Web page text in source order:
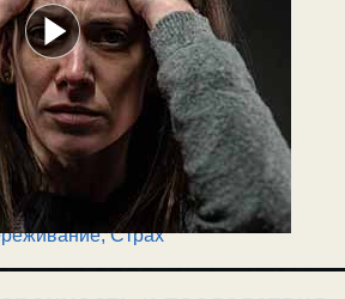
,Страх